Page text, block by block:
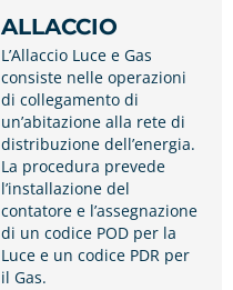
ALLACCIO
L’Allaccio Luce e Gas
consiste nelle operazioni
di collegamento di
un’abitazione alla rete di
distribuzione dell’energia.
La procedura prevede
l’installazione del
contatore e l’assegnazione
di un codice POD per la
Luce e un codice PDR per
il Gas.